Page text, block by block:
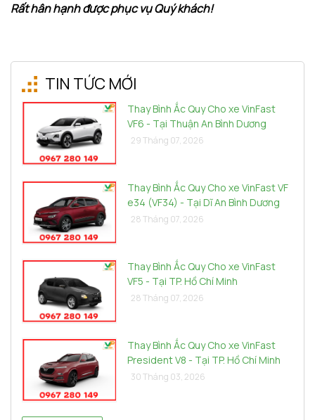
Rất hân hạnh được phục vụ Quý khách!
TIN TỨC MỚI
Thay Bình Ắc Quy Cho xe VinFast
VF6 - Tại Thuận An Bình Dương
29 Tháng 07, 2026
Thay Bình Ắc Quy Cho xe VinFast VF
e34 (VF34) - Tại Dĩ An Bình Dương
28 Tháng 07, 2026
Thay Bình Ắc Quy Cho xe VinFast
VF5 - Tại TP. Hồ Chí Minh
28 Tháng 07, 2026
Thay Bình Ắc Quy Cho xe VinFast
President V8 - Tại TP. Hồ Chí Minh
30 Tháng 03, 2026